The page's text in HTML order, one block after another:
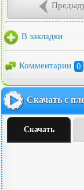
В закладки
Комментарии 0
Скачать с
Скачать